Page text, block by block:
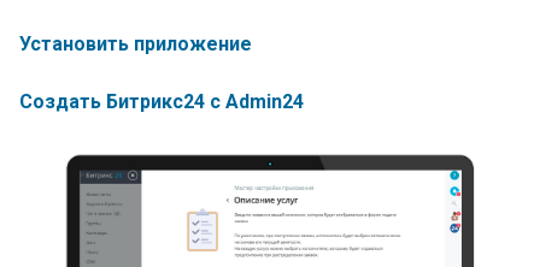
Установить приложение
Создать Битрикс24 с Admin24